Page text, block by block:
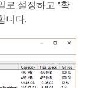
로 설정하고 "확
니다.